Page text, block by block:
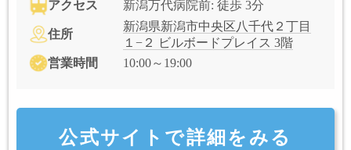
アクセス 新潟万代病院前: 徒歩 3分
住所
新潟県新潟市中央区八千代２丁目
１−２ ビルボードプレイス 3階
営業時間
10:00～19:00
公式サイトで詳細をみる